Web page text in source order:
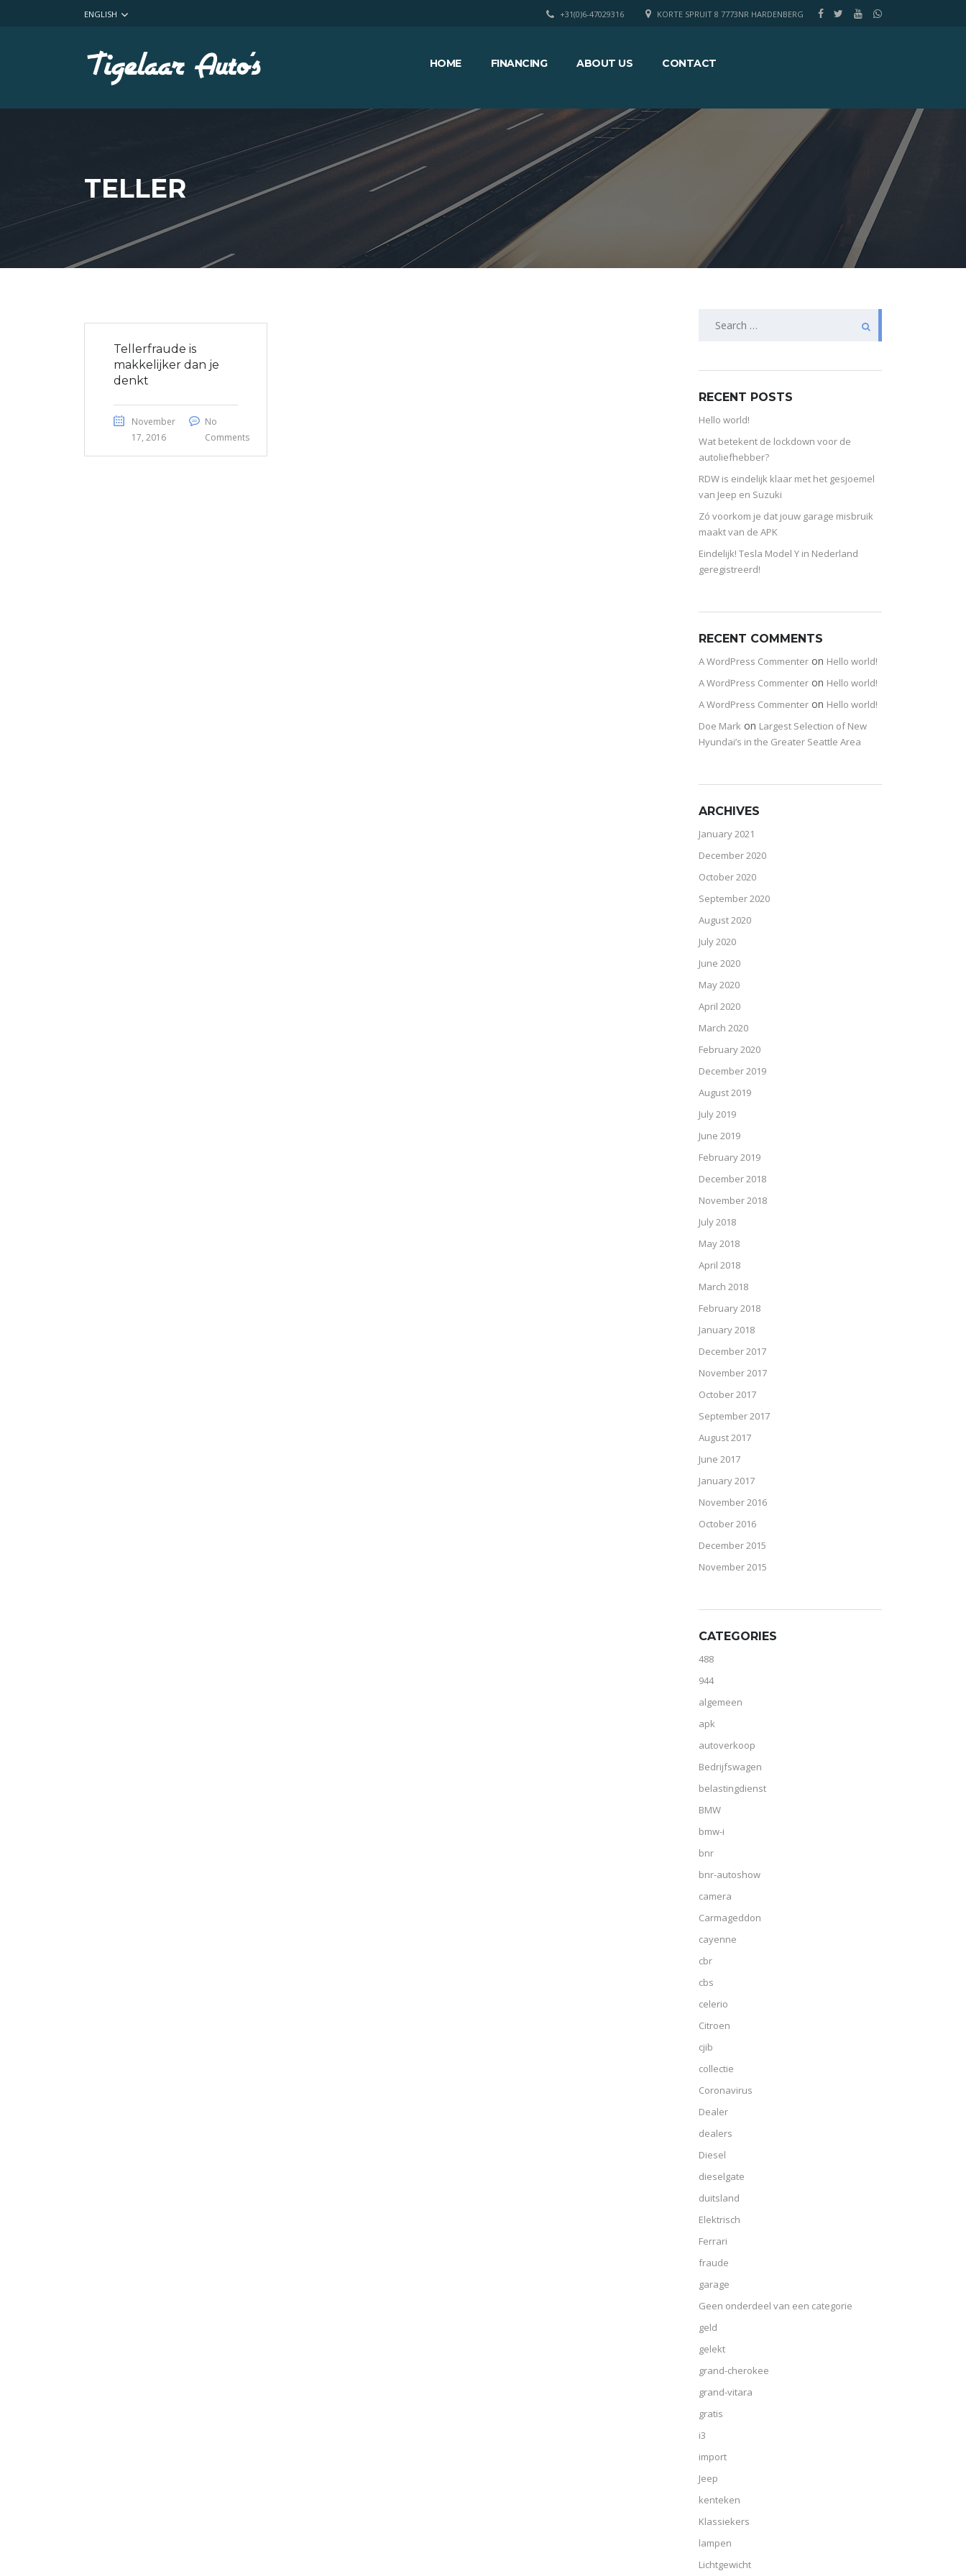
ENGLISH KORTE SPRUIT 8 7773NR HARDENBERG
+31(0)6-47029316
HOME FINANCING ABOUT US CONTACT
TELLER
Tellerfraude is
makkelijker dan je
denkt
November
17, 2016
No
Comments
RECENT POSTS
Hello world!
Wat betekent de lockdown voor de
autoliefhebber?
RDW is eindelijk klaar met het gesjoemel
van Jeep en Suzuki
Zó voorkom je dat jouw garage misbruik
maakt van de APK
Eindelijk! Tesla Model Y in Nederland
geregistreerd!
RECENT COMMENTS
A WordPress Commenter on Hello world!
A WordPress Commenter on Hello world!
A WordPress Commenter on Hello world!
Doe Mark on Largest Selection of New
Hyundai’s in the Greater Seattle Area
ARCHIVES
January 2021
December 2020
October 2020
September 2020
August 2020
July 2020
June 2020
May 2020
April 2020
March 2020
February 2020
December 2019
August 2019
July 2019
June 2019
February 2019
December 2018
November 2018
July 2018
May 2018
April 2018
March 2018
February 2018
January 2018
December 2017
November 2017
October 2017
September 2017
August 2017
June 2017
January 2017
November 2016
October 2016
December 2015
November 2015
CATEGORIES
488
944
algemeen
apk
autoverkoop
Bedrijfswagen
belastingdienst
BMW
bmw-i
bnr
bnr-autoshow
camera
Carmageddon
cayenne
cbr
cbs
celerio
Citroen
cjib
collectie
Coronavirus
Dealer
dealers
Diesel
dieselgate
duitsland
Elektrisch
Ferrari
fraude
garage
Geen onderdeel van een categorie
geld
gelekt
grand-cherokee
grand-vitara
gratis
i3
import
Jeep
kenteken
Klassiekers
lampen
Lichtgewicht